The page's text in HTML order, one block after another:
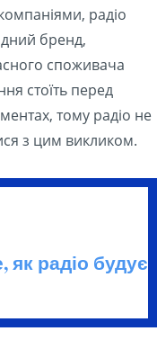
радіо
бренд,
споживача
стоїть перед
тому радіо не
з цим викликом.
як радіо будує